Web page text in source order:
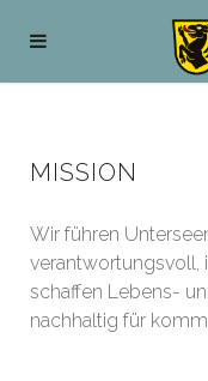
MISSION
Wir führen
verantwortungsvoll,
schaffen Lebens-
nachhaltig für